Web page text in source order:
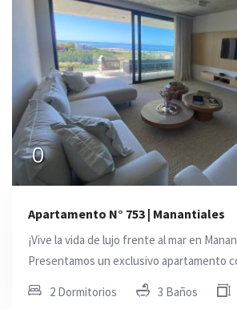
0
Apartamento N° 753 | Manantiales
¡Vive la vida de lujo frente al mar en
Presentamos un exclusivo apartamento
2 Dormitorios 3 Baños